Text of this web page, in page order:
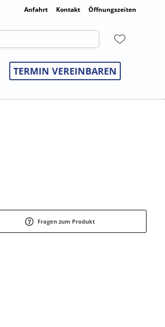
Anfahrt Kontakt Öffnungszeiten
TERMIN VEREINBAREN
Fragen zum Produkt